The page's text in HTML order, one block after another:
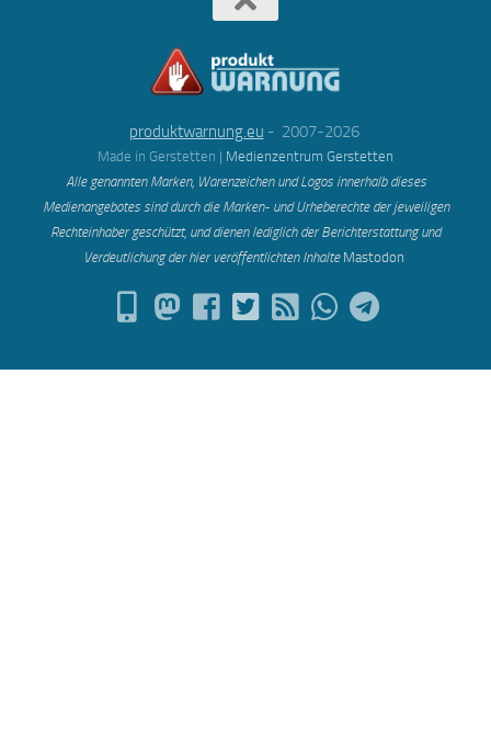
produktwarnung.eu - 2007-2026
Made in Gerstetten | Medienzentrum Gerstetten
Alle genannten Marken, Warenzeichen und Logos innerhalb dieses
Medienangebotes sind durch die Marken- und Urheberechte der jeweiligen
Rechteinhaber geschützt, und dienen lediglich der Berichterstattung und
Verdeutlichung der hier veröffentlichten Inhalte Mastodon